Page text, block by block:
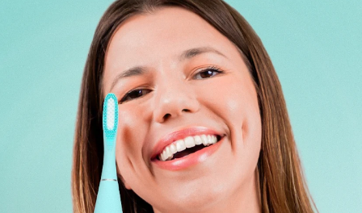
Perfil de usuario
Mis dispositivos
Mis pedidos
Mis direcciones
Mis suscripciones
FAQ™ Pure Beauty-Tech Elixir
BREAKING NEWS
issa™ Teeth Whitening Set
Deutsch
Español
Français
Italiano
Português
Svenska
Русский
简体中文 繁體中文